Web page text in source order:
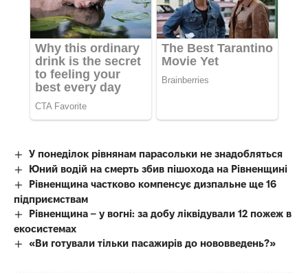
У понеділок рівнянам парасольки не знадобляться
Юний водій на смерть збив пішохода на Рівненщині
Рівненщина частково компенсує дизпальне ще 16
підприємствам
Рівненщина – у вогні: за добу ліквідували 12 пожеж в
екосистемах
«Ви готували тільки пасажирів до нововведень?»